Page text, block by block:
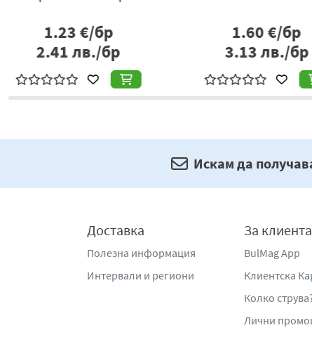
€/бр
1.41лв./бр
1.59€/бр
3.11лв./
Искам да
Доставка
Полезна информация
Интервали и региони
За клиента
BulMag App
Клиентска
Колко
Лични